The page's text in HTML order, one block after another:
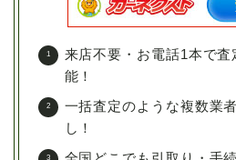
来店不要・お電話1本で
能！
一括査定のような複数業
し！